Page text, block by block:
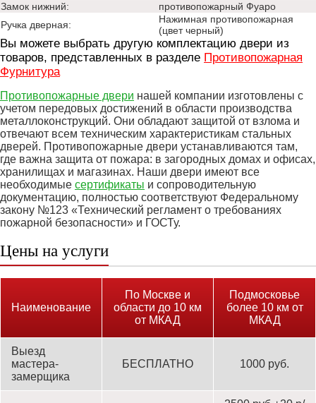
Замок нижний:
противопожарный Фуаро
Ручка дверная:
Нажимная противопожарная
(цвет черный)
Вы можете выбрать другую комплектацию двери из
товаров, представленных в разделе Противопожарная
Фурнитура
Противопожарные двери нашей компании изготовлены с
учетом передовых достижений в области производства
металлоконструкций. Они обладают защитой от взлома и
отвечают всем техническим характеристикам стальных
дверей. Противопожарные двери устанавливаются там,
где важна защита от пожара: в загородных домах и офисах,
хранилищах и магазинах. Наши двери имеют все
необходимые сертификаты и сопроводительную
документацию, полностью соответствуют Федеральному
закону №123 «Технический регламент о требованиях
пожарной безопасности» и ГОСТу.
Цены на услуги
Наименование
По Москве и
области до 10 км
от МКАД
Подмосковье
более 10 км от
МКАД
Выезд
мастера-
замерщика
БЕСПЛАТНО 1000 руб.